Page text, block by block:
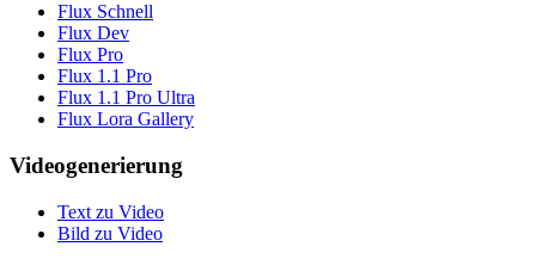
Flux Schnell
Flux Dev
Flux Pro
Flux 1.1 Pro
Flux 1.1 Pro Ultra
Flux Lora Gallery
Videogenerierung
Text zu Video
Bild zu Video